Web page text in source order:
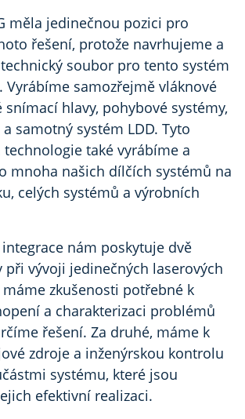
měla jedinečnou pozici pro
řešení, protože navrhujeme a
soubor pro tento systém
Vyrábíme samozřejmě vláknové
snímací hlavy, pohybové systémy,
samotný systém LDD. Tyto
také vyrábíme a
mnoha našich dílčích systémů na
celých systémů a výrobních
nám poskytuje dvě
při vývoji jedinečných laserových
zkušenosti potřebné k
a charakterizaci problémů
řešení. Za druhé, máme k
zdroje a inženýrskou kontrolu
systému, které jsou
efektivní realizaci.